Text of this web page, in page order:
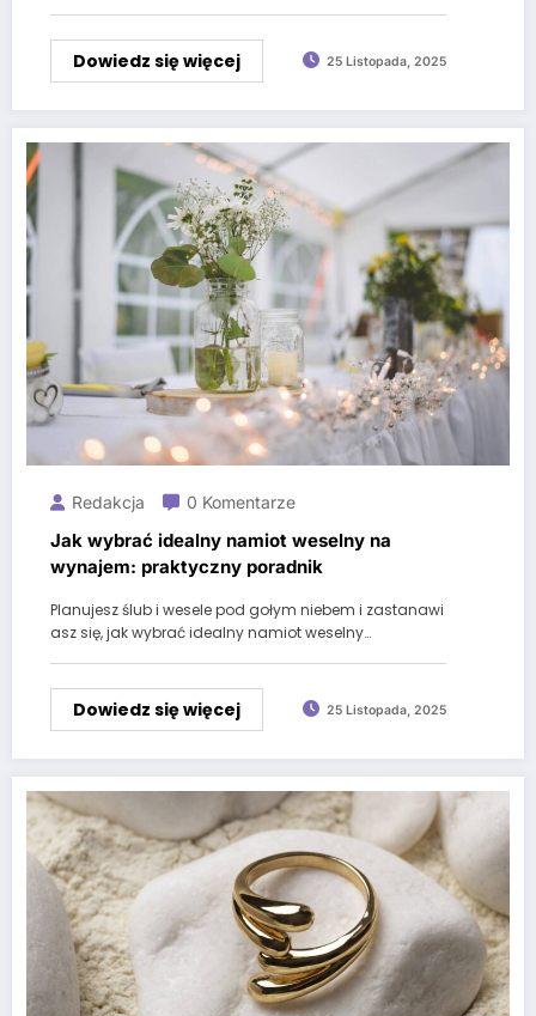
Dowiedz się więcej 25 Listopada, 2025
Redakcja 0 Komentarze
Jak wybrać idealny namiot weselny na
wynajem: praktyczny poradnik
Planujesz ślub i wesele pod gołym niebem i zastanawi
asz się, jak wybrać idealny namiot weselny…
Dowiedz się więcej 25 Listopada, 2025